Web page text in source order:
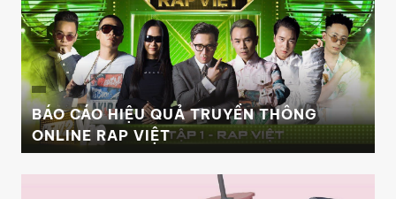
BÁO CÁO HIỆU QUẢ TRUYỀN THÔNG
ONLINE RAP VIỆT